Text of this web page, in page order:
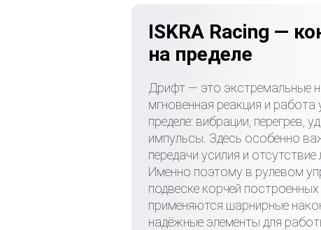
ISKRA Racing —
на пределе
Дрифт — это экстремальные
мгновенная реакция и работа
пределе: вибрации, перегрев,
импульсы. Здесь особенно
передачи усилия и
Именно поэтому в рулевом
подвеске корчей
применяются шарнирные
надёжные элементы для